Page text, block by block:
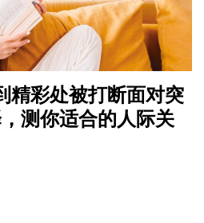
精彩处被打断面对突
测你适合的人际关